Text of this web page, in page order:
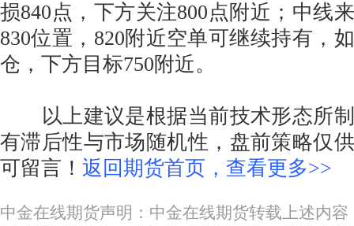
损840点，下方关注800点附近；中线
830位置，820附近空单可继续持有，
仓，下方目标750附近。
以上建议是根据当前技术形态所制
有滞后性与市场随机性，盘前策略仅
可留言！ 返回期货首页，查看更多>>
中金在线期货声明：中金在线期货转载上述内